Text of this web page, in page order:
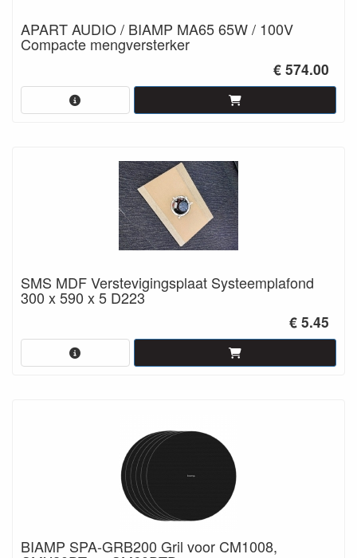
APART AUDIO / BIAMP MA65 65W / 100V
Compacte mengversterker
€ 574.00
SMS MDF Verstevigingsplaat Systeemplafond
300 x 590 x 5 D223
€ 5.45
BIAMP SPA-GRB200 Gril voor CM1008,